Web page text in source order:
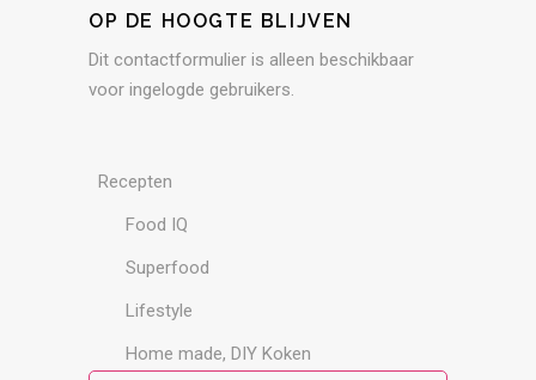
OP DE HOOGTE BLIJVEN
Dit contactformulier is alleen beschikbaar
voor ingelogde gebruikers.
Recepten
Food IQ
Superfood
Lifestyle
Home made, DIY Koken